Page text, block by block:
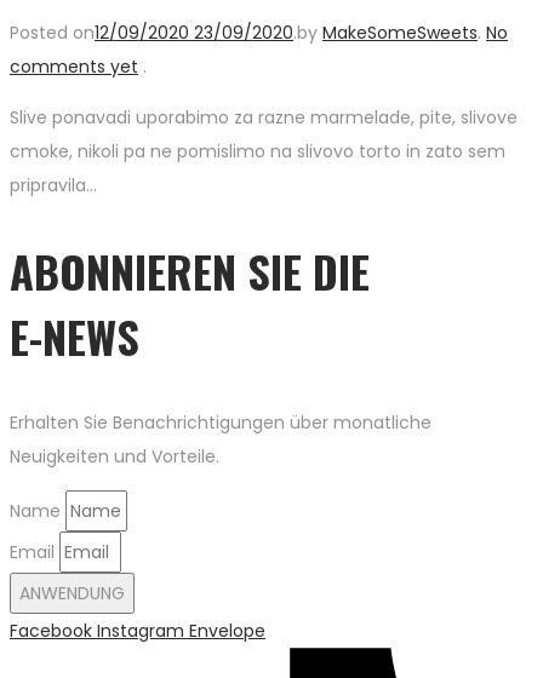
Posted on12/09/2020 23/09/2020.by MakeSomeSweets. No
comments yet .
Slive ponavadi uporabimo za razne marmelade, pite, slivove
cmoke, nikoli pa ne pomislimo na slivovo torto in zato sem
pripravila…
ABONNIEREN SIE DIE
E-NEWS
Erhalten Sie Benachrichtigungen über monatliche
Neuigkeiten und Vorteile.
Name
Email
ANWENDUNG
Facebook Instagram Envelope